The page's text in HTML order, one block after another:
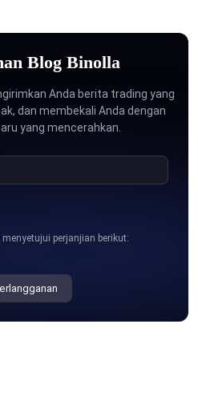
Blog Binolla
Anda berita trading yang
dan membekali Anda dengan
yang mencerahkan.
perjanjian berikut: